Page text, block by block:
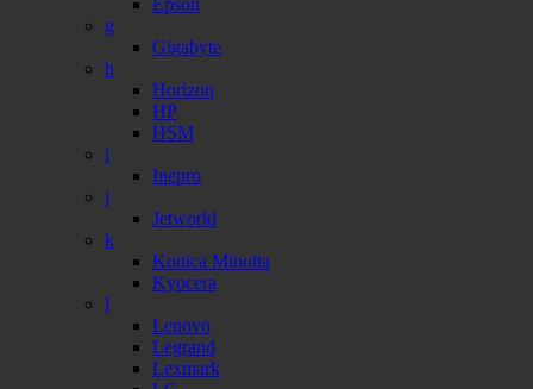
Epson
g
Gigabyte
h
Horizon
HP
HSM
i
Inepro
j
Jetworld
k
Konica Minolta
Kyocera
l
Lenovo
Legrand
Lexmark